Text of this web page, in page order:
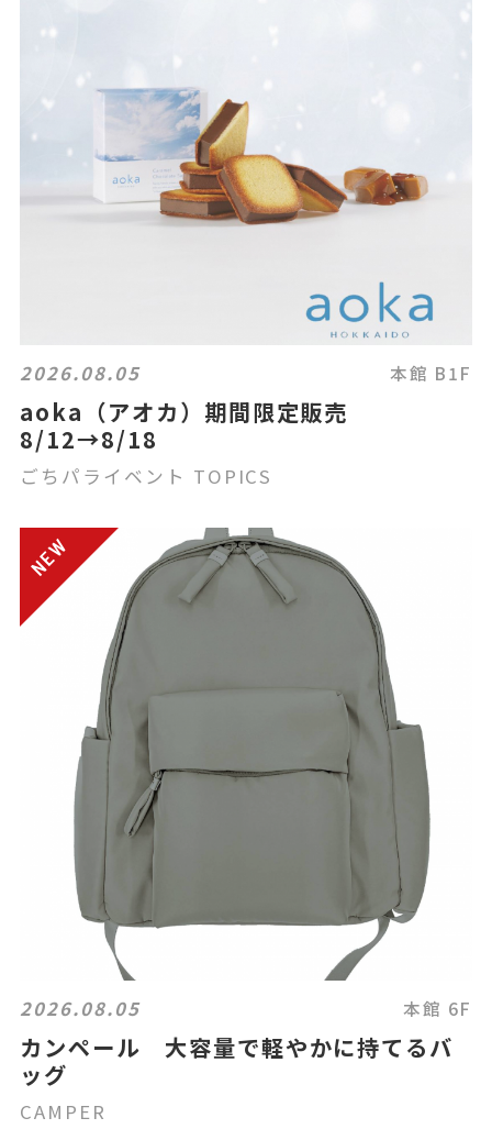
2026.08.05 本館 B1F
aoka（アオカ）期間限定販売
8/12→8/18
ごちパライベント TOPICS
2026.08.05 本館 6F
カンペール 大容量で軽やかに持てるバ
ッグ
CAMPER